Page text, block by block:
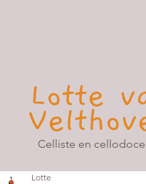
Lotte
Celliste en
Lotte